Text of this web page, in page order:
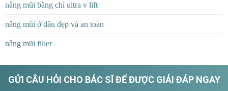
nâng mũi bằng chỉ ultra v lift
nâng mũi ở đâu đẹp và an toàn
nâng mũi filler
GỬI CÂU HỎI CHO BÁC SĨ ĐỂ ĐƯỢC GIẢI ĐÁP NGAY